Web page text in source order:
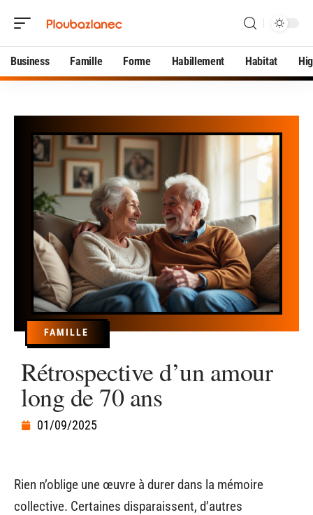
Business Famille Forme Habillement Habitat
FAMILLE
Rétrospective d’un amour
long de 70 ans
01/09/2025
Rien n’oblige une œuvre à durer dans la mémoire
collective. Certaines disparaissent, d’autres